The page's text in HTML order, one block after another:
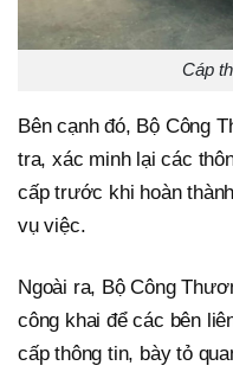
Cáp
Bên cạnh đó, Bộ Công
tra, xác minh lại các
cấp trước khi hoàn
vụ việc.
Ngoài ra, Bộ Công
công khai để các bên
cấp thông tin, bày tỏ